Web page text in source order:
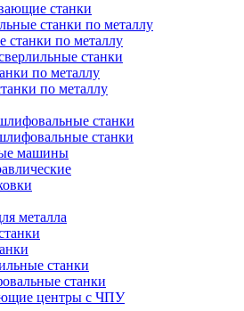
станки
станки по металлу
станки по металлу
станки
по металлу
по металлу
станки
станки
машины
металла
станки
станки
центры с ЧПУ